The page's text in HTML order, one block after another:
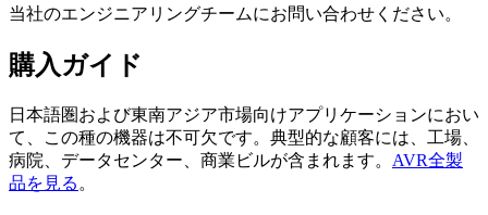
当社のエンジニアリングチームにお問い合わせください。
購入ガイド
日本語圏および東南アジア市場向けアプリケーションにおい
て、この種の機器は不可欠です。典型的な顧客には、工場、
病院、データセンター、商業ビルが含まれます。 AVR全製
品を見る 。